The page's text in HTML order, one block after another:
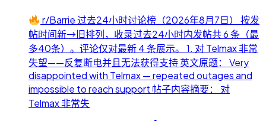
r/Barrie 过去24小时讨论榜（2026年8月7日） 按发
帖时间新→旧排列，收录过去24小时内发帖共 6 条（最
多40条）。评论仅对最新 4 条展示。 1. 对 Telmax 非常
失望——反复断电并且无法获得支持 英文原题： Very
disappointed with Telmax — repeated outages and
impossible to reach support 帖子内容摘要： 对
Telmax 非常失